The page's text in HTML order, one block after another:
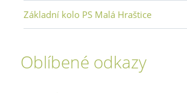
Základní kolo PS Malá Hraštice
Oblíbené odkazy